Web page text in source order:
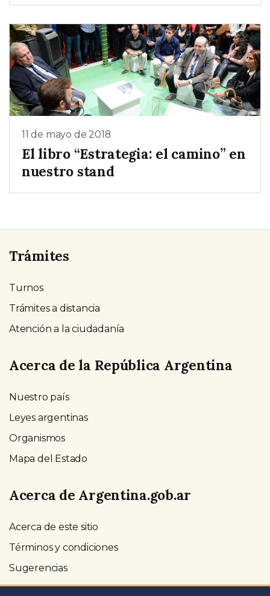
11 de mayo de 2018
El libro “Estrategia: el camino” en
nuestro stand
Trámites
Turnos
Trámites a distancia
Atención a la ciudadanía
Acerca de la República Argentina
Nuestro país
Leyes argentinas
Organismos
Mapa del Estado
Acerca de Argentina.gob.ar
Acerca de este sitio
Términos y condiciones
Sugerencias